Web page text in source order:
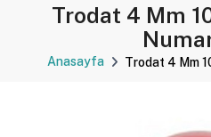
Trodat 4 Mm
Anasayfa Trodat 4 Mm